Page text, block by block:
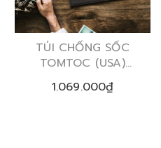
TÚI CHỐNG SỐC
TOMTOC (USA)
PREMIUM LEATHER
1.069.000₫